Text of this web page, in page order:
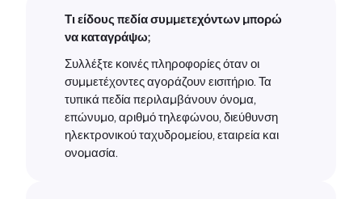
Τι είδους πεδία συμμετεχόντων μπορώ
να καταγράψω;
Συλλέξτε κοινές πληροφορίες όταν οι
συμμετέχοντες αγοράζουν εισιτήριο. Τα
τυπικά πεδία περιλαμβάνουν όνομα,
επώνυμο, αριθμό τηλεφώνου, διεύθυνση
ηλεκτρονικού ταχυδρομείου, εταιρεία και
ονομασία.